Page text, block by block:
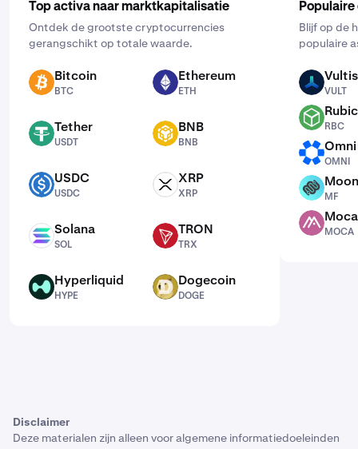
Top activa naar marktkapitalisatie
Ontdek de grootste cryptocurrencies
gerangschikt op totale waarde.
BTC Bitcoin
BTC
ETH Ethereum
ETH
USDT Tether
USDT
BNB BNB
BNB
USDC USDC
USDC
XRP XRP
XRP
SOL Solana
SOL
TRX TRON
TRX
HYPE Hyperliquid
HYPE
DOGE Dogecoin
DOGE
Blijf op de
populaire
VULT
VULT
RBC Rubic
RBC
Omni
OMNI
MF
MF
MOCA
MOCA
Disclaimer
Deze materialen zijn alleen voor algemene informatiedoeleinden